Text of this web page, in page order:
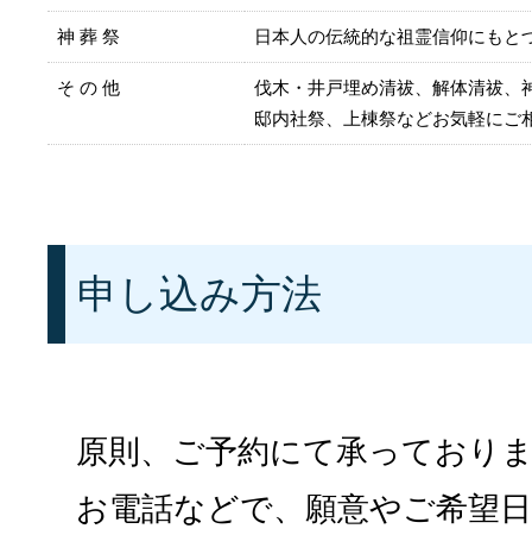
神 葬 祭 日本人の伝統的な祖霊信仰にも
そ の 他
伐木・井戸埋め清祓、解体清祓、
邸内社祭、上棟祭などお気軽にご
申し込み方法
原則、ご予約にて承っており
お電話などで、願意やご希望